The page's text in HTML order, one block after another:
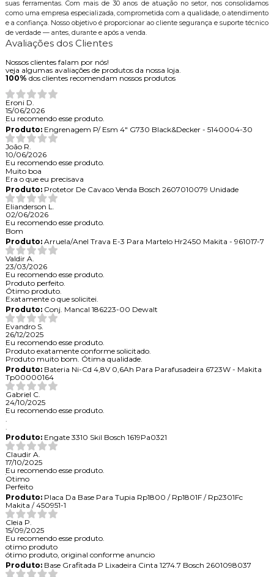
suas ferramentas. Com mais de 30 anos de atuação no setor, nos consolidamos
como uma empresa especializada, comprometida com a qualidade, o atendimento
e a confiança. Nosso objetivo é proporcionar ao cliente segurança e suporte técnico
de verdade — antes, durante e após a venda.
Avaliações dos Clientes
Nossos clientes falam por nós!
veja algumas avaliações de produtos da nossa loja.
100% dos clientes recomendam nossos produtos
Eroni D.
15/06/2026
Eu recomendo esse produto.
Produto:Engrenagem P/ Esm 4" G730 Black&Decker - 5140004-30
João R.
10/06/2026
Eu recomendo esse produto.
Muito boa
Era o que eu precisava
Produto:Protetor De Cavaco Venda Bosch 2607010079 Unidade
Elianderson L.
02/06/2026
Eu recomendo esse produto.
Bom
Produto:Arruela/Anel Trava E-3 Para Martelo Hr2450 Makita - 961017-7
Valdir A.
23/03/2026
Eu recomendo esse produto.
Produto perfeito.
Ótimo produto.
Exatamente o que solicitei.
Produto:Conj. Mancal 186223-00 Dewalt
Evandro S.
26/12/2025
Eu recomendo esse produto.
Produto exatamente conforme solicitado.
Produto muito bom. Ótima qualidade.
Produto:Bateria Ni-Cd 4,8V 0,6Ah Para Parafusadeira 6723W - Makita
Tp00000164
Gabriel C.
24/10/2025
Eu recomendo esse produto.
.
.
Produto:Engate 3310 Skil Bosch 1619Pa0321
Claudir A.
17/10/2025
Eu recomendo esse produto.
Otimo
Perfeito
Produto:Placa Da Base Para Tupia Rp1800 / Rp1801F / Rp2301Fc
Makita / 450951-1
Cleia P.
15/09/2025
Eu recomendo esse produto.
otimo produto
ótimo produto, original conforme anuncio
Produto:Base Grafitada P Lixadeira Cinta 1274.7 Bosch 2601098037